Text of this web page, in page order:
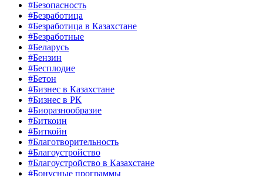
#Безопасность
#Безработица
#Безработица в Казахстане
#Безработные
#Беларусь
#Бензин
#Бесплодие
#Бетон
#Бизнес в Казахстане
#Бизнес в РК
#Биоразнообразие
#Биткоин
#Биткойн
#Благотворительность
#Благоустройство
#Благоустройство в Казахстане
#Бонусные программы